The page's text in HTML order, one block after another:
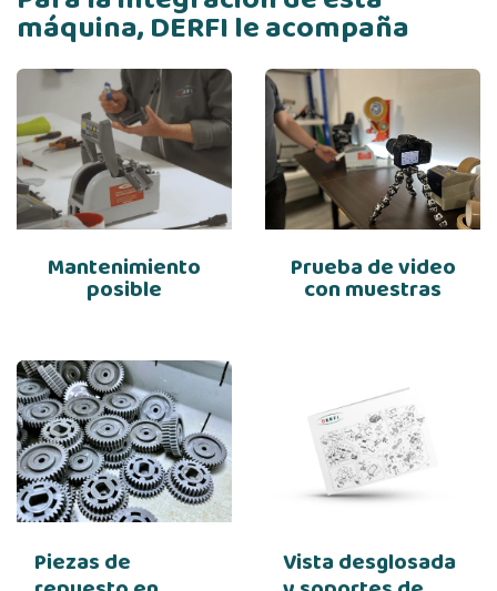
máquina, DERFI le acompaña
Mantenimiento
posible
Prueba de video
con muestras
Piezas de Vista desglosada